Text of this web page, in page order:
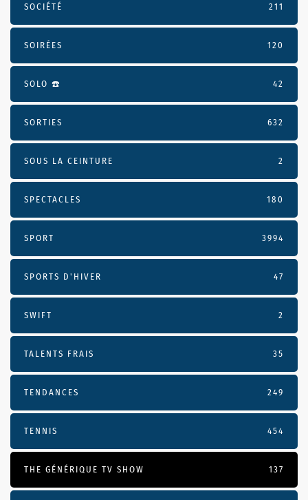
SOCIÉTÉ 211
SOIRÉES 120
SOLO ☎️ 42
SORTIES 632
SOUS LA CEINTURE 2
SPECTACLES 180
SPORT 3994
SPORTS D'HIVER 47
SWIFT 2
TALENTS FRAIS 35
TENDANCES 249
TENNIS 454
THE GÉNÉRIQUE TV SHOW 137